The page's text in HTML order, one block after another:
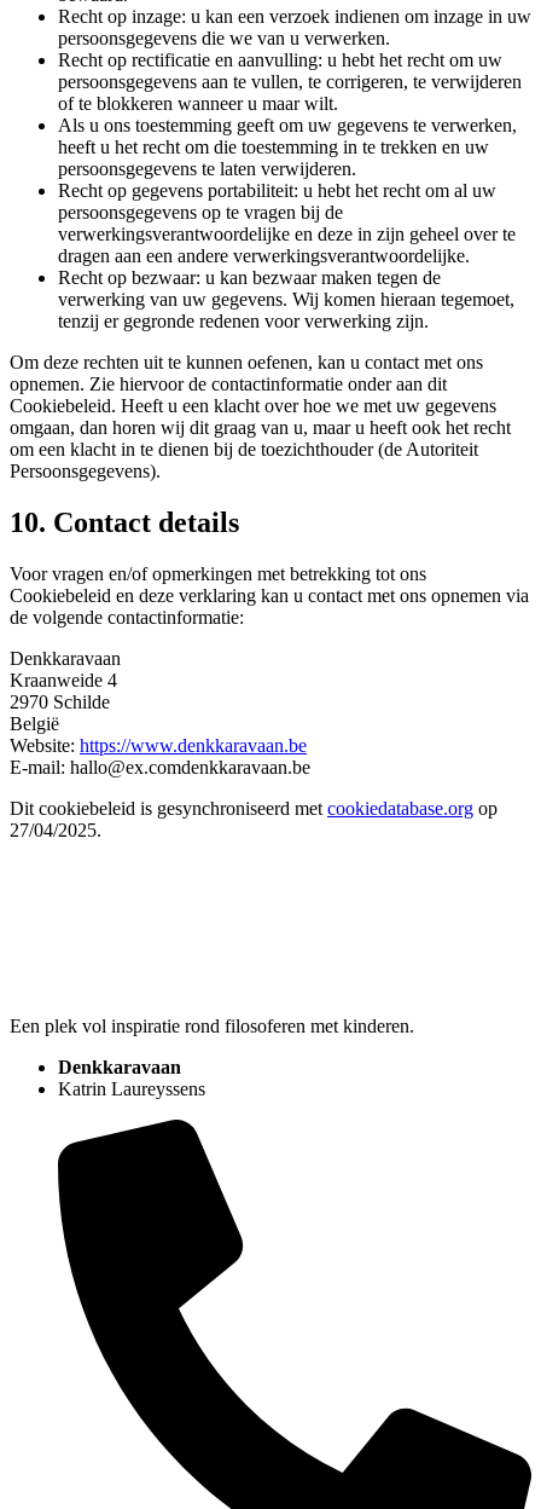
Recht op inzage: u kan een verzoek indienen om inzage in uw
persoonsgegevens die we van u verwerken.
Recht op rectificatie en aanvulling: u hebt het recht om uw
persoonsgegevens aan te vullen, te corrigeren, te verwijderen
of te blokkeren wanneer u maar wilt.
Als u ons toestemming geeft om uw gegevens te verwerken,
heeft u het recht om die toestemming in te trekken en uw
persoonsgegevens te laten verwijderen.
Recht op gegevens portabiliteit: u hebt het recht om al uw
persoonsgegevens op te vragen bij de
verwerkingsverantwoordelijke en deze in zijn geheel over te
dragen aan een andere verwerkingsverantwoordelijke.
Recht op bezwaar: u kan bezwaar maken tegen de
verwerking van uw gegevens. Wij komen hieraan tegemoet,
tenzij er gegronde redenen voor verwerking zijn.
Om deze rechten uit te kunnen oefenen, kan u contact met ons
opnemen. Zie hiervoor de contactinformatie onder aan dit
Cookiebeleid. Heeft u een klacht over hoe we met uw gegevens
omgaan, dan horen wij dit graag van u, maar u heeft ook het recht
om een klacht in te dienen bij de toezichthouder (de Autoriteit
Persoonsgegevens).
10. Contact details
Voor vragen en/of opmerkingen met betrekking tot ons
Cookiebeleid en deze verklaring kan u contact met ons opnemen via
de volgende contactinformatie:
Denkkaravaan
Kraanweide 4
2970 Schilde
België
Website: https://www.denkkaravaan.be
E-mail: hallo@ex.comdenkkaravaan.be
Dit cookiebeleid is gesynchroniseerd met cookiedatabase.org op
27/04/2025.
Een plek vol inspiratie rond filosoferen met kinderen.
Denkkaravaan
Katrin Laureyssens